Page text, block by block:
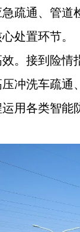
疏通、管
处置环节。
。接到险
冲洗车疏
用各类智